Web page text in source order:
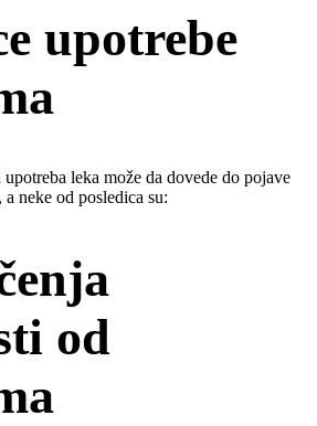
upotrebe
leka može da dovede do pojave
neke od posledica su:
od